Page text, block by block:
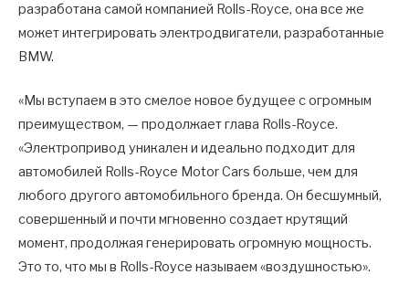
разработана самой компанией Rolls-Royce, она все же
может интегрировать электродвигатели, разработанные
BMW.
«Мы вступаем в это смелое новое будущее с огромным
преимуществом, — продолжает глава Rolls-Royce.
«Электропривод уникален и идеально подходит для
автомобилей Rolls-Royce Motor Cars больше, чем для
любого другого автомобильного бренда. Он бесшумный,
совершенный и почти мгновенно создает крутящий
момент, продолжая генерировать огромную мощность.
Это то, что мы в Rolls-Royce называем «воздушностью».